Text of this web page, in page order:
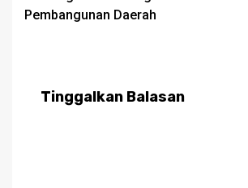
Pembangunan Daerah
Tinggalkan Balasan